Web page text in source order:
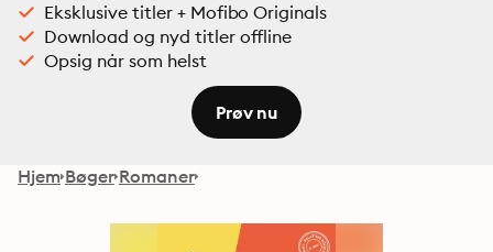
Eksklusive titler + Mofibo Originals
Download og nyd titler offline
Opsig når som helst
Prøv nu
Hjem Bøger Romaner